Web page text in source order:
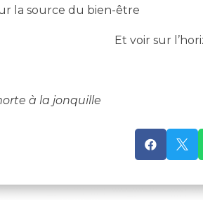
la source du bien-être
Et voir sur
à la jonquille
 